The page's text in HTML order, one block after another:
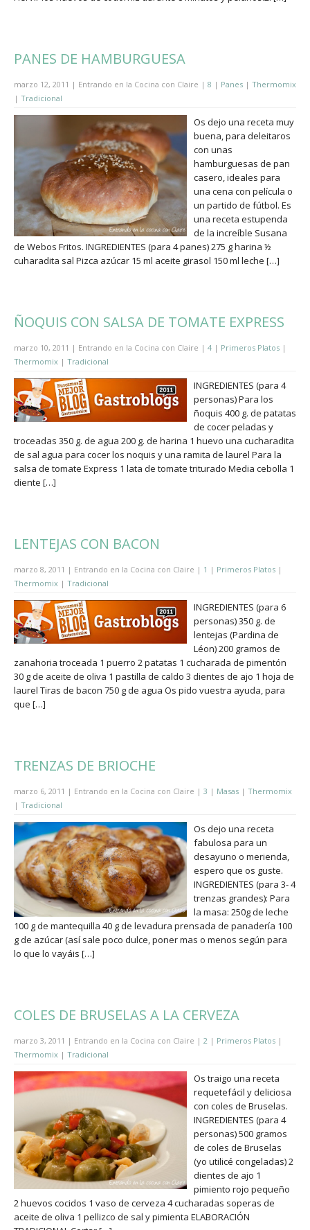
PANES DE HAMBURGUESA
marzo 12, 2011 | Entrando en la Cocina con Claire | 8 | Panes | Thermomix
| Tradicional
Os dejo una receta muy
buena, para deleitaros
con unas
hamburguesas de pan
casero, ideales para
una cena con película o
un partido de fútbol. Es
una receta estupenda
de la increíble Susana
de Webos Fritos. INGREDIENTES (para 4 panes) 275 g harina ½
cuharadita sal Pizca azúcar 15 ml aceite girasol 150 ml leche […]
ÑOQUIS CON SALSA DE TOMATE EXPRESS
marzo 10, 2011 | Entrando en la Cocina con Claire | 4 | Primeros Platos |
Thermomix | Tradicional
INGREDIENTES (para 4
personas) Para los
ñoquis 400 g. de patatas
de cocer peladas y
troceadas 350 g. de agua 200 g. de harina 1 huevo una cucharadita
de sal agua para cocer los noquis y una ramita de laurel Para la
salsa de tomate Express 1 lata de tomate triturado Media cebolla 1
diente […]
LENTEJAS CON BACON
marzo 8, 2011 | Entrando en la Cocina con Claire | 1 | Primeros Platos |
Thermomix | Tradicional
INGREDIENTES (para 6
personas) 350 g. de
lentejas (Pardina de
Léon) 200 gramos de
zanahoria troceada 1 puerro 2 patatas 1 cucharada de pimentón
30 g de aceite de oliva 1 pastilla de caldo 3 dientes de ajo 1 hoja de
laurel Tiras de bacon 750 g de agua Os pido vuestra ayuda, para
que […]
TRENZAS DE BRIOCHE
marzo 6, 2011 | Entrando en la Cocina con Claire | 3 | Masas | Thermomix
| Tradicional
Os dejo una receta
fabulosa para un
desayuno o merienda,
espero que os guste.
INGREDIENTES (para 3- 4
trenzas grandes): Para
la masa: 250g de leche
100 g de mantequilla 40 g de levadura prensada de panadería 100
g de azúcar (así sale poco dulce, poner mas o menos según para
lo que lo vayáis […]
COLES DE BRUSELAS A LA CERVEZA
marzo 3, 2011 | Entrando en la Cocina con Claire | 2 | Primeros Platos |
Thermomix | Tradicional
Os traigo una receta
requetefácil y deliciosa
con coles de Bruselas.
INGREDIENTES (para 4
personas) 500 gramos
de coles de Bruselas
(yo utilicé congeladas) 2
dientes de ajo 1
pimiento rojo pequeño
2 huevos cocidos 1 vaso de cerveza 4 cucharadas soperas de
aceite de oliva 1 pellizco de sal y pimienta ELABORACIÓN